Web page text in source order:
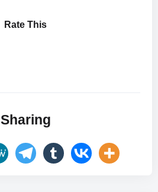
Rate This
Sharing